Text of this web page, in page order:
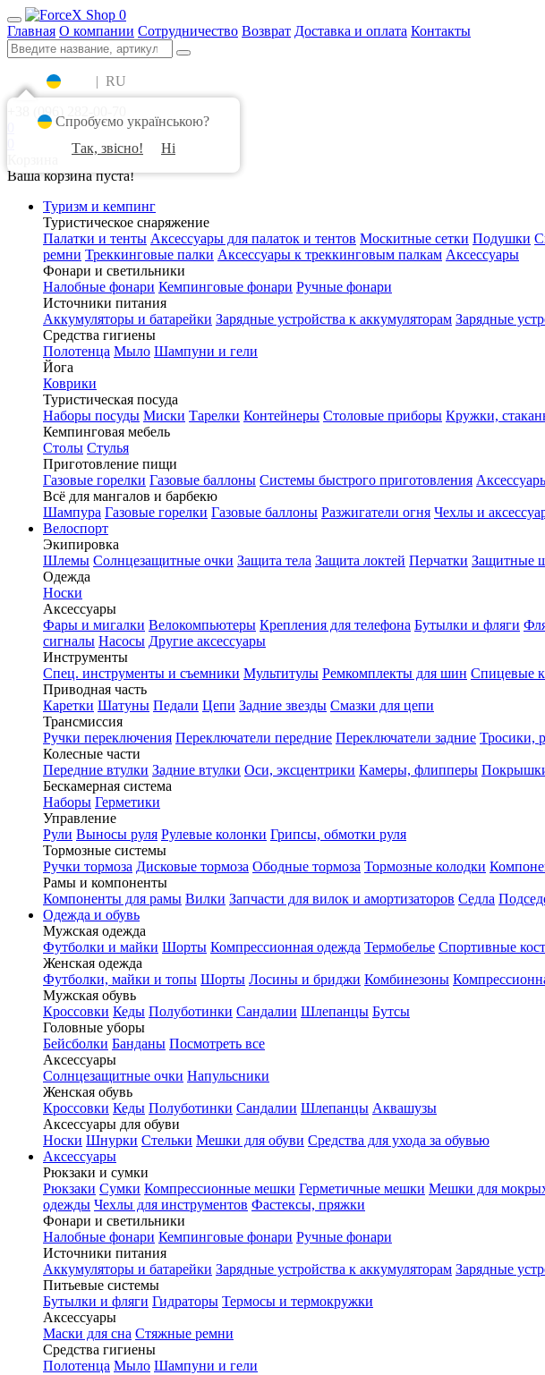
0
Главная О компании Сотрудничество Возврат Доставка и оплата Контакты
| RU
+38 (096) 282-00-70
Ваша корзина пуста!
Туризм и кемпинг
Туристическое снаряжение
Палатки и тенты Аксессуары для палаток и тентов Москитные сетки Подушки
ремни Треккинговые палки Аксессуары к треккинговым палкам Аксессуары
Фонари и светильники
Налобные фонари Кемпинговые фонари Ручные фонари
Источники питания
Аккумуляторы и батарейки Зарядные устройства к аккумуляторам Зарядные
Средства гигиены
Полотенца Мыло Шампуни и гели
Йога
Коврики
Туристическая посуда
Наборы посуды Миски Тарелки Контейнеры Столовые приборы Кружки,
Кемпинговая мебель
Столы Стулья
Приготовление пищи
Газовые горелки Газовые баллоны Системы быстрого приготовления
Всё для мангалов и барбекю
Шампура Газовые горелки Газовые баллоны Разжигатели огня Чехлы и
Велоспорт
Экипировка
Шлемы Солнцезащитные очки Защита тела Защита локтей Перчатки Защитные
Одежда
Носки
Аксессуары
Фары и мигалки Велокомпьютеры Крепления для телефона Бутылки и фляги
сигналы Насосы Другие аксессуары
Инструменты
Спец. инструменты и съемники Мультитулы Ремкомплекты для шин Спицевые
Приводная часть
Каретки Шатуны Педали Цепи Задние звезды Смазки для цепи
Трансмиссия
Ручки переключения Переключатели передние Переключатели задние Тросики,
Колесные части
Передние втулки Задние втулки Оси, эксцентрики Камеры, флипперы
Бескамерная система
Наборы Герметики
Управление
Рули Выносы руля Рулевые колонки Грипсы, обмотки руля
Тормозные системы
Ручки тормоза Дисковые тормоза Ободные тормоза Тормозные колодки
Рамы и компоненты
Компоненты для рамы Вилки Запчасти для вилок и амортизаторов Седла
Одежда и обувь
Мужская одежда
Футболки и майки Шорты Компрессионная одежда Термобелье Спортивные
Женская одежда
Футболки, майки и топы Шорты Лосины и бриджи Комбинезоны
Мужская обувь
Кроссовки Кеды Полуботинки Сандалии Шлепанцы Бутсы
Головные уборы
Бейсболки Банданы Посмотреть все
Аксессуары
Солнцезащитные очки Напульсники
Женская обувь
Кроссовки Кеды Полуботинки Сандалии Шлепанцы Аквашузы
Аксессуары для обуви
Носки Шнурки Стельки Мешки для обуви Средства для ухода за обувью
Аксессуары
Рюкзаки и сумки
Рюкзаки Сумки Компрессионные мешки Герметичные мешки Мешки для
одежды Чехлы для инструментов Фастексы, пряжки
Фонари и светильники
Налобные фонари Кемпинговые фонари Ручные фонари
Источники питания
Аккумуляторы и батарейки Зарядные устройства к аккумуляторам Зарядные
Питьевые системы
Бутылки и фляги Гидраторы Термосы и термокружки
Аксессуары
Маски для сна Стяжные ремни
Средства гигиены
Полотенца Мыло Шампуни и гели
Спробуємо українською?
Так, звісно!
Ні